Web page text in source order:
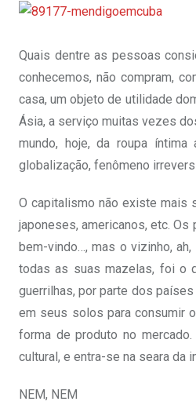
Quais dentre as pessoas
conhecemos, não compram,
casa, um objeto de utilidade
Ásia, a serviço muitas vezes
mundo, hoje, da roupa
globalização, fenômeno
O capitalismo não existe mais
japoneses, americanos, etc.
bem-vindo…, mas o vizinho,
todas as suas mazelas, foi o
guerrilhas, por parte dos
em seus solos para consumir
forma de produto no
cultural, e entra-se na seara da
NEM, NEM